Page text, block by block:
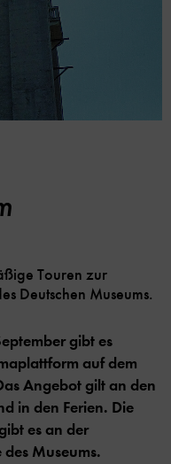
Touren zur
Deutschen Museums.
gibt es
auf dem
Angebot gilt an den
in den Ferien. Die
es an der
Museums.